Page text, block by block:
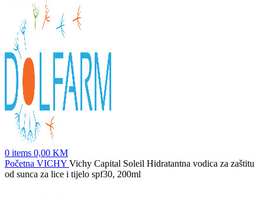
0 items 0,00 KM
Početna VICHY Vichy Capital Soleil Hidratantna vodica za zaštitu
od sunca za lice i tijelo spf30, 200ml